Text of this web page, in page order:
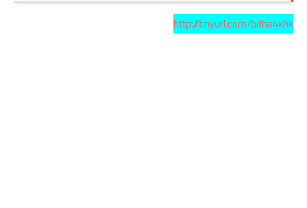
http://tinyurl.com/bdha4khk